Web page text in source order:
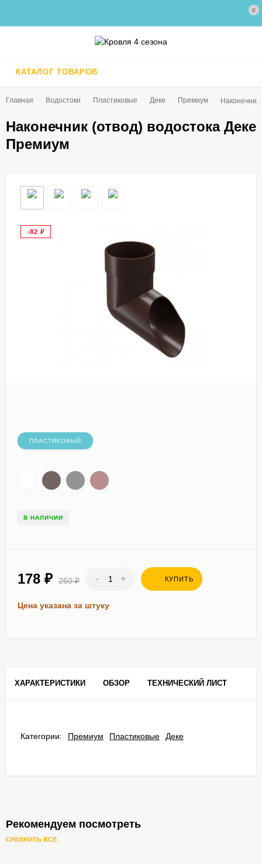
0
КАТАЛОГ ТОВАРОВ
Главная Водостоки Пластиковые Деке Премиум
Наконечник (отвод) водостока Деке
Премиум
-82 ₽
ПЛАСТИКОВЫЙ
В НАЛИЧИИ
178 ₽ 260₽ - + КУПИТЬ
Цена указана за штуку
ХАРАКТЕРИСТИКИ ОБЗОР ТЕХНИЧЕСКИЙ ЛИСТ
Категории: Премиум Пластиковые Деке
Рекомендуем посмотреть
СРАВНИТЬ ВСЕ